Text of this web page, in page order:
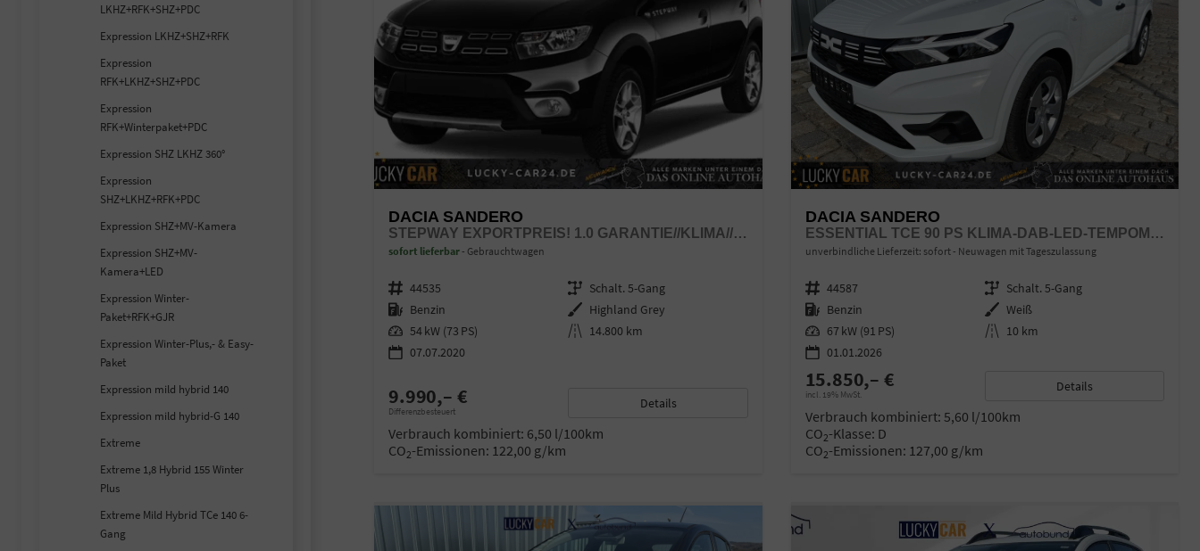
DACIA SANDERO
STEPWAY EXPORTPREIS! 1.0 GARANTIE//KLIMA//M+S //TOP!
sofort lieferbar Gebrauchtwagen
Fahrzeugnr. 44535 Getriebe Schalt. 5-Gang
Kraftstoff Benzin Außenfarbe Highland Grey
Leistung 54 kW (73 PS) Kilometerstand 14.800 km
07.07.2020
9.990,– €
Differenzbesteuert
Details
Verbrauch kombiniert: 6,50 l/100km
CO2-Emissionen: 122,00 g/km
DACIA SANDERO
ESSENTIAL TCE 90 PS KLIMA-DAB-LED-TEMPOMAT-LIMITER-SOFORT
unverbindliche Lieferzeit: sofort Neuwagen mit Tageszulassung
Fahrzeugnr. 44587 Getriebe Schalt. 5-Gang
Kraftstoff Benzin Außenfarbe Weiß
Leistung 67 kW (91 PS) Kilometerstand 10 km
01.01.2026
15.850,– €
incl. 19% MwSt.
Details
Verbrauch kombiniert: 5,60 l/100km
CO2-Klasse: D
CO2-Emissionen: 127,00 g/km
LKHZ+RFK+SHZ+PDC
Expression LKHZ+SHZ+RFK
Expression
RFK+LKHZ+SHZ+PDC
Expression
RFK+Winterpaket+PDC
Expression SHZ LKHZ 360°
Expression
SHZ+LKHZ+RFK+PDC
Expression SHZ+MV-Kamera
Expression SHZ+MV-
Kamera+LED
Expression Winter-
Paket+RFK+GJR
Expression Winter-Plus,- & Easy-
Paket
Expression mild hybrid 140
Expression mild hybrid-G 140
Extreme
Extreme 1,8 Hybrid 155 Winter
Plus
Extreme Mild Hybrid TCe 140 6-
Gang